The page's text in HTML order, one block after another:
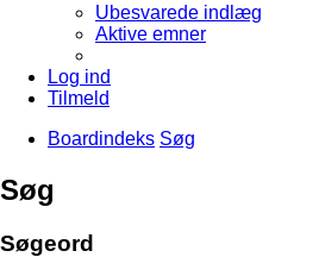
Ubesvarede indlæg
Aktive emner
Log ind
Tilmeld
Boardindeks Søg
Søg
Søgeord